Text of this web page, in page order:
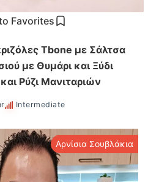
Favorites
Τbone με Σάλτσα
με Θυμάρι και Ξύδι
Ρύζι Μανιταριών
Intermediate
Αρνίσια Σουβλάκια